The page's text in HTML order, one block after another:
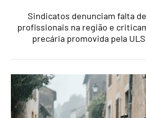
Sindicatos denunciam falta
profissionais na região e
precária promovida pela